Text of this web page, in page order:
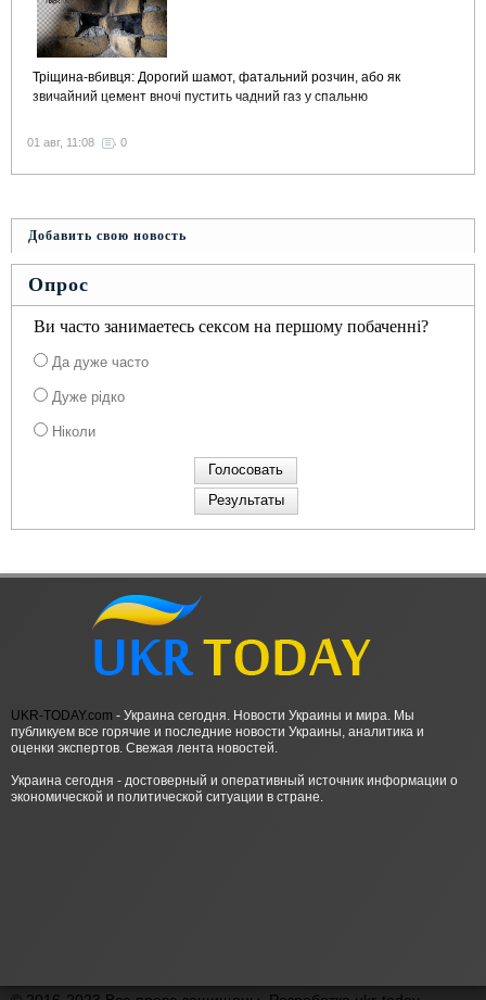
Тріщина-вбивця: Дорогий шамот, фатальний розчин, або як
звичайний цемент вночі пустить чадний газ у спальню
01 авг, 11:08 0
Добавить свою новость
Опрос
Ви часто занимаетесь сексом на першому побаченні?
Да дуже часто
Дуже рідко
Ніколи
UKR-TODAY.com - Украина сегодня. Новости Украины и мира. Мы
публикуем все горячие и последние новости Украины, аналитика и
оценки экспертов. Свежая лента новостей.
Украина сегодня - достоверный и оперативный источник информации о
экономической и политической ситуации в стране.